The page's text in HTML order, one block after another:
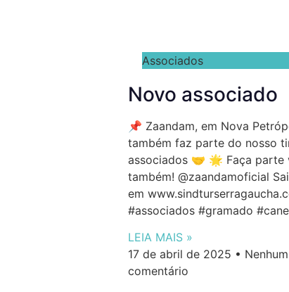
Associados
Novo associado
📌 Zaandam, em Nova
também faz parte do nosso
associados 🤝 🌟 Faça parte
também! @zaandamoficial
em
#associados #gramado
LEIA MAIS »
17 de abril de 2025
Nenhum
comentário